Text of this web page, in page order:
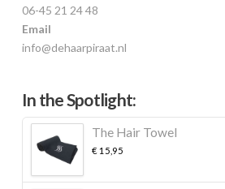
06-45 21 24 48
Email
info@dehaarpiraat.nl
In the Spotlight:
The Hair Towel
€15,95